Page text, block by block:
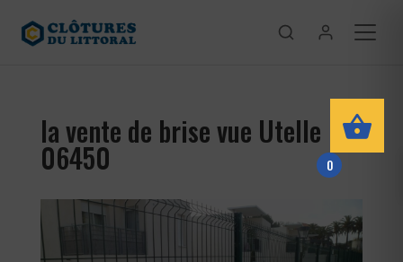
la vente de brise vue Utelle
06450 0